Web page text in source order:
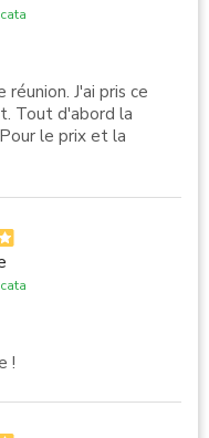
réunion. J'ai pris ce
Tout d'abord la
le prix et la
!